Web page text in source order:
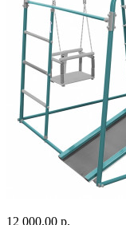
12 000.00 р.